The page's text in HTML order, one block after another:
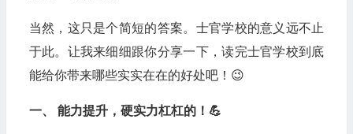
当然，这只是个简短的答案。士官学校的意义远不止
于此。让我来细细跟你分享一下，读完士官学校到底
能给你带来哪些实实在在的好处吧！😉
一、 能力提升，硬实力杠杠的！💪